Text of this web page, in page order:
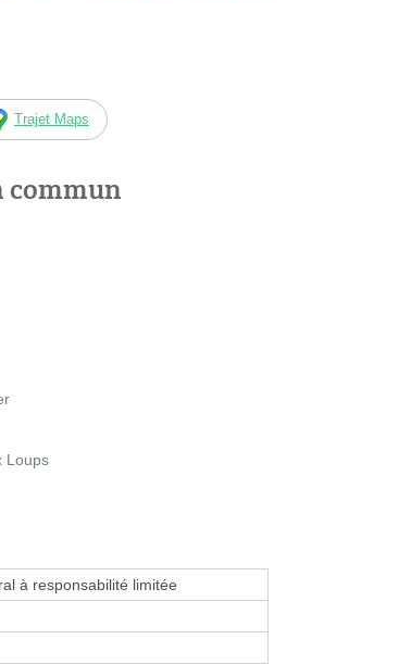
Trajet Maps
Loups
à responsabilité limitée